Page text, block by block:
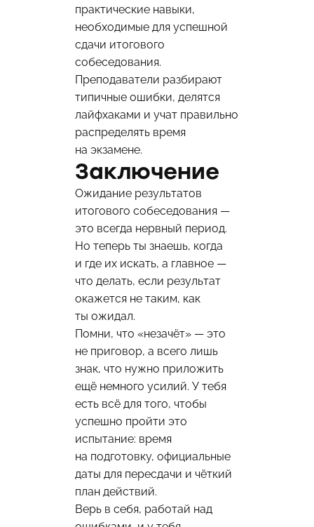
практические навыки,
необходимые для успешной
сдачи итогового
собеседования.
Преподаватели разбирают
типичные ошибки, делятся
лайфхаками и учат правильно
распределять время
на экзамене.
Заключение
Ожидание результатов
итогового собеседования —
это всегда нервный период.
Но теперь ты знаешь, когда
и где их искать, а главное —
что делать, если результат
окажется не таким, как
ты ожидал.
Помни, что «незачёт» — это
не приговор, а всего лишь
знак, что нужно приложить
ещё немного усилий. У тебя
есть всё для того, чтобы
успешно пройти это
испытание: время
на подготовку, официальные
даты для пересдачи и чёткий
план действий.
Верь в себя, работай над